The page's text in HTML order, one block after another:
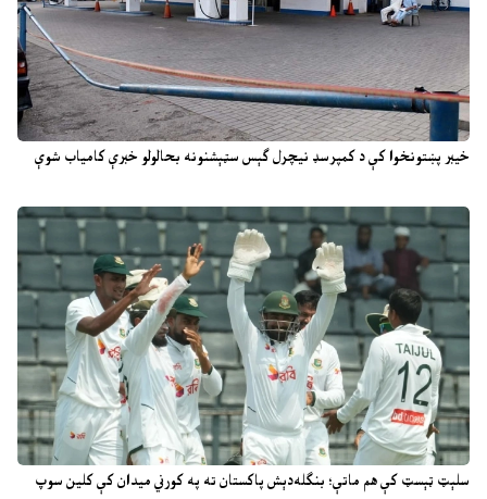
خیبر پښتونخوا کې د کمپرسډ نیچرل ګېس سټېشنونه بحالولو خبرې کامیاب شوې
سلېټ ټېسټ کې هم ماتې؛ بنګله‌دېش پاکستان ته په کورني میدان کې کلین سوپ